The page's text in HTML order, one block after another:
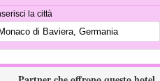
la città